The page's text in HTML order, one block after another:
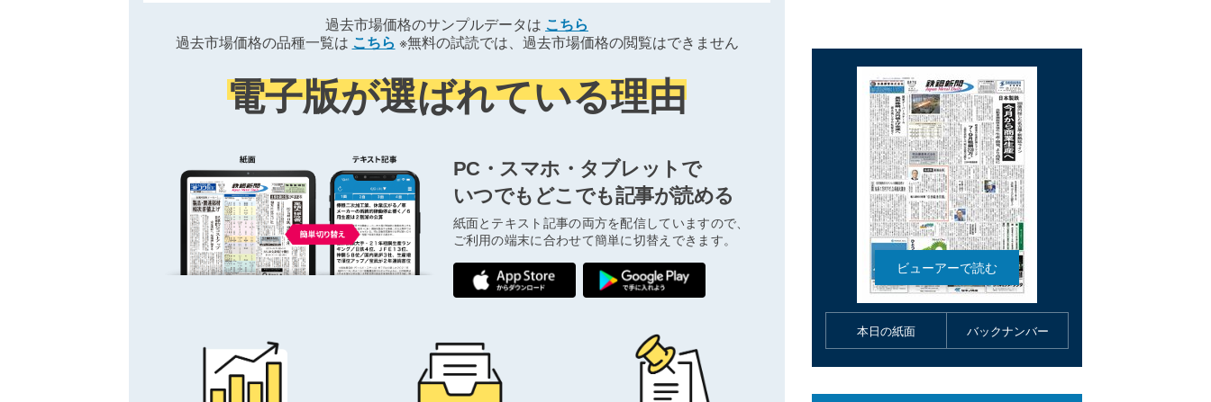
過去市場価格のサンプルデータは こちら
過去市場価格の品種一覧は こちら ※無料の試読では、過去市場価格の閲覧はできません
電子版が選ばれている理由
PC・スマホ・タブレットで
いつでもどこでも記事が読める
紙面とテキスト記事の両方を配信していますので、
ご利用の端末に合わせて簡単に切替えできます。
本日の紙面 バックナンバー